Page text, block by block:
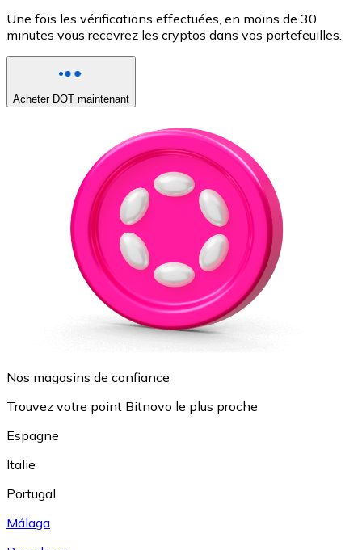
Une fois les vérifications effectuées, en moins de 30
minutes vous recevrez les cryptos dans vos portefeuilles.
Acheter DOT maintenant
Nos magasins de confiance
Trouvez votre point Bitnovo le plus proche
Espagne
Italie
Portugal
Málaga